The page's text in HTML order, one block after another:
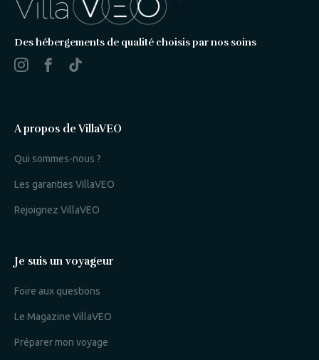
Des hébergements de qualité choisis par nos soins
A propos de VillaVEO
Qui sommes-nous ?
Les garanties VillaVEO
Rejoignez VillaVEO
Je suis un voyageur
Foire aux questions
Le Magazine VillaVEO
Préparer mon voyage